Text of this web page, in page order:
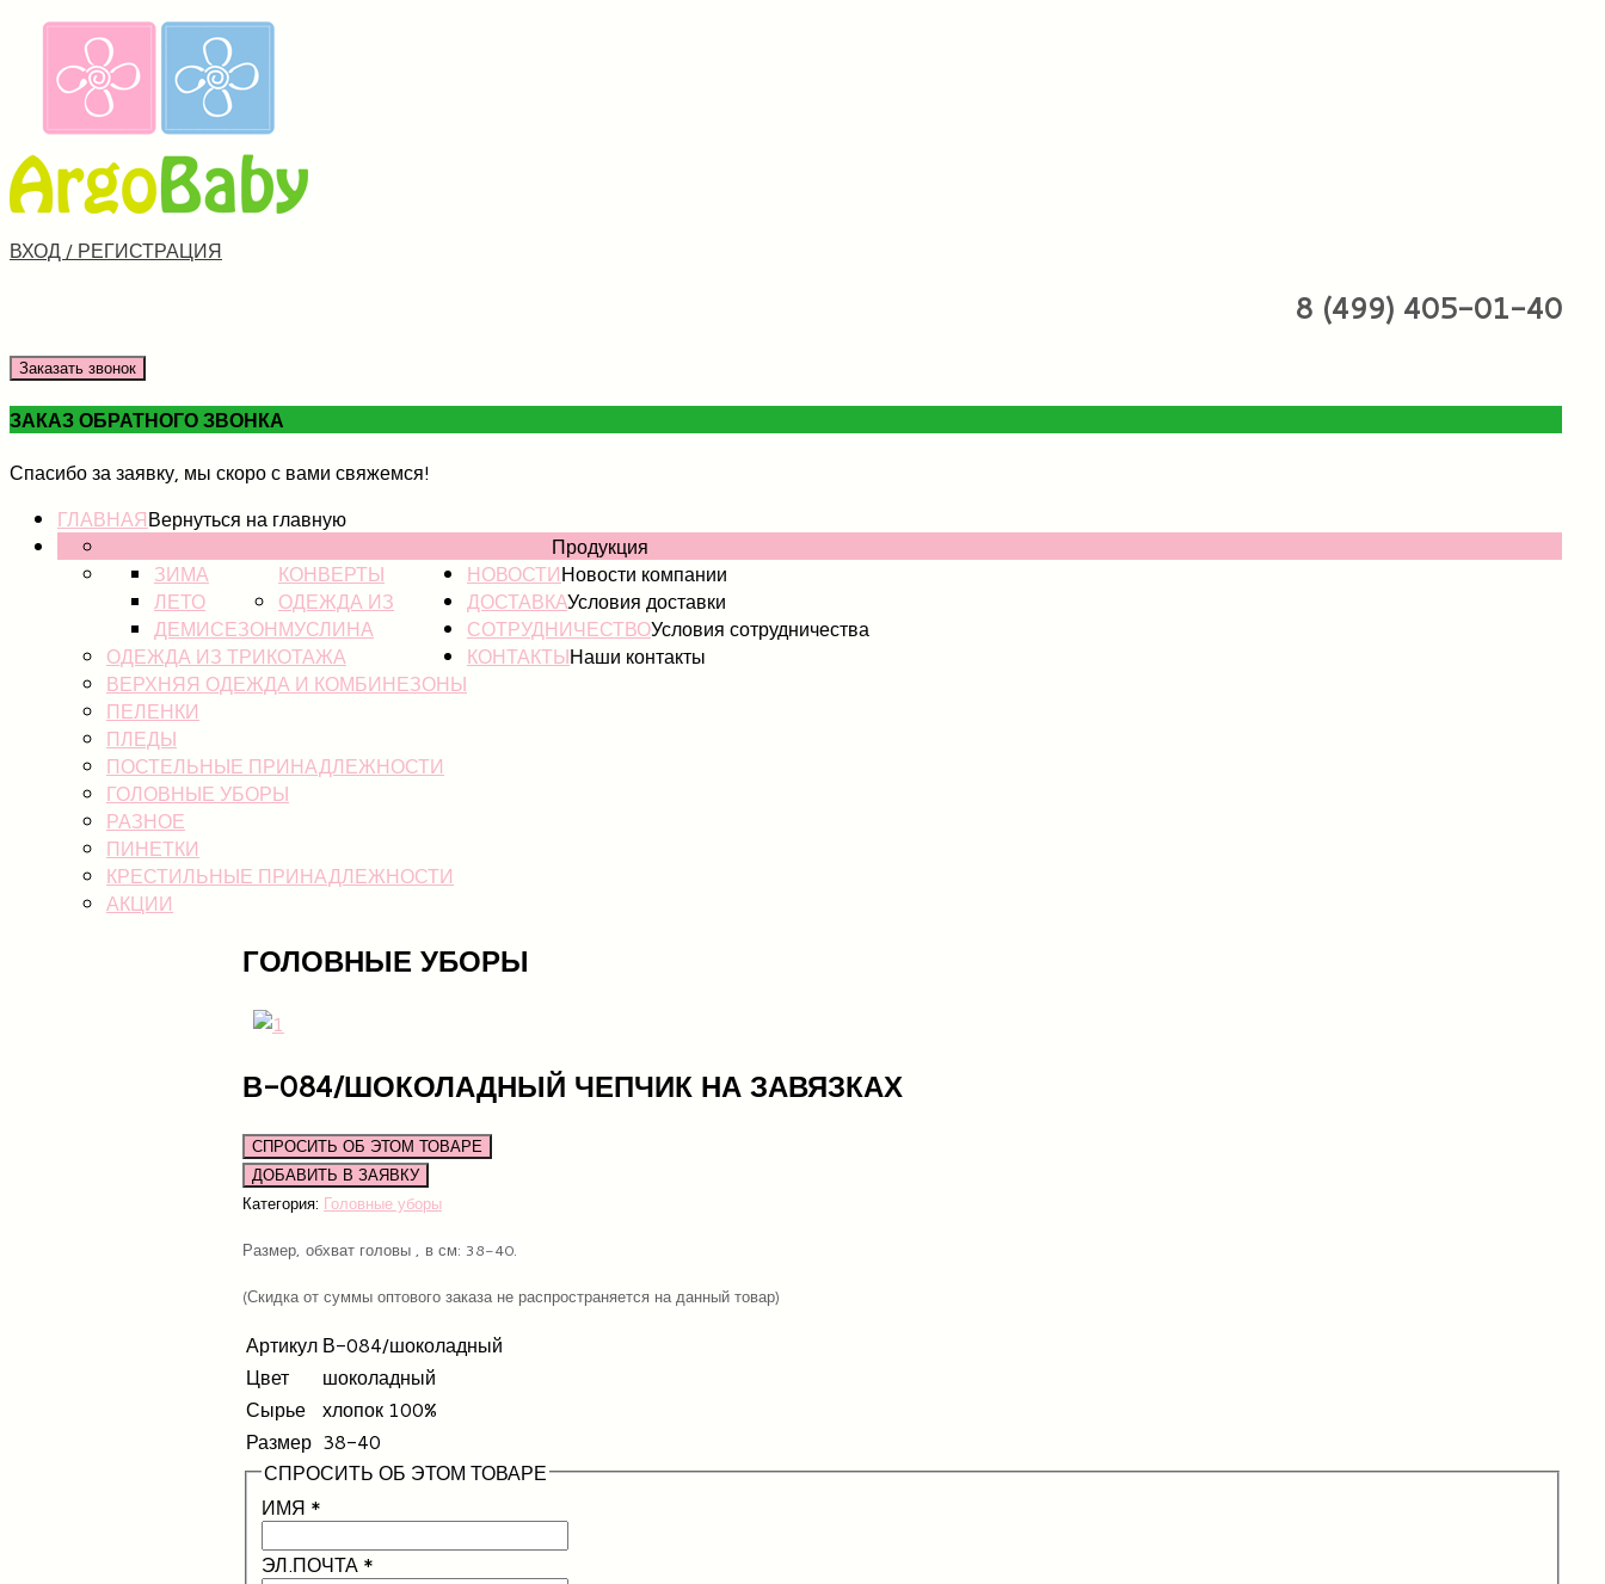
ВХОД / РЕГИСТРАЦИЯ
8 (499) 405-01-40
Заказать звонок
ЗАКАЗ ОБРАТНОГО ЗВОНКА
Спасибо за заявку, мы скоро с вами свяжемся!
ГЛАВНАЯВернуться на главную
Продукция
КОНВЕРТЫ
ЗИМА
ЛЕТО
ДЕМИСЕЗОН
ОДЕЖДА ИЗ
МУСЛИНА
ОДЕЖДА ИЗ ТРИКОТАЖА
ВЕРХНЯЯ ОДЕЖДА И КОМБИНЕЗОНЫ
ПЕЛЕНКИ
ПЛЕДЫ
ПОСТЕЛЬНЫЕ ПРИНАДЛЕЖНОСТИ
ГОЛОВНЫЕ УБОРЫ
РАЗНОЕ
ПИНЕТКИ
КРЕСТИЛЬНЫЕ ПРИНАДЛЕЖНОСТИ
АКЦИИ
НОВОСТИНовости компании
ДОСТАВКАУсловия доставки
СОТРУДНИЧЕСТВОУсловия сотрудничества
КОНТАКТЫНаши контакты
ГОЛОВНЫЕ УБОРЫ
В-084/ШОКОЛАДНЫЙ ЧЕПЧИК НА ЗАВЯЗКАХ
СПРОСИТЬ ОБ ЭТОМ ТОВАРЕ
Категория: Головные уборы
Размер, обхват головы , в см: 38-40.
(Скидка от суммы оптового заказа не распространяется на данный товар)
Артикул В-084/шоколадный
Цвет
шоколадный
Сырье
хлопок 100%
Размер 38-40
СПРОСИТЬ ОБ ЭТОМ ТОВАРЕ
ИМЯ *
ЭЛ.ПОЧТА *